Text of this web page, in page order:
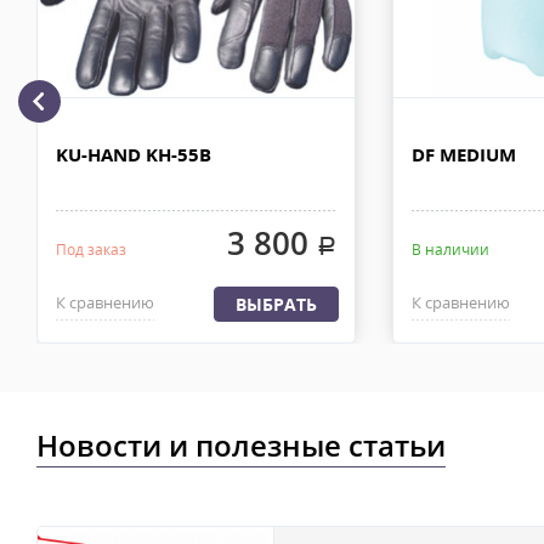
Доставка личным автотранспортом осуществляется по
МКАД после 100% предоплаты. Вес заказа не более 100 кг,
110х90х80 см. Сроки доставки 2-4 рабочих дня. Стоимость
рублей. Документы отправляем с заказом или по ЭДО.
Отправку заказа курьерской службой EMS осуществляем из
KU-HAND KH-55B
Под заказ 3 800 .
К сравнению ВЫБРАТЬ
DF MEDIUM
В наличии
К сравнению
Новости и полезные статьи